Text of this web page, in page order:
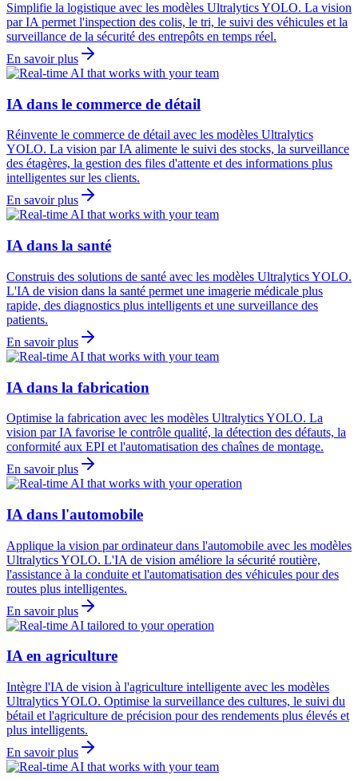
Simplifie la logistique avec les modèles Ultralytics YOLO. La vision
par IA permet l'inspection des colis, le tri, le suivi des véhicules et la
surveillance de la sécurité des entrepôts en temps réel.
En savoir plus
IA dans le commerce de détail
Réinvente le commerce de détail avec les modèles Ultralytics
YOLO. La vision par IA alimente le suivi des stocks, la surveillance
des étagères, la gestion des files d'attente et des informations plus
intelligentes sur les clients.
En savoir plus
IA dans la santé
Construis des solutions de santé avec les modèles Ultralytics YOLO.
L'IA de vision dans la santé permet une imagerie médicale plus
rapide, des diagnostics plus intelligents et une surveillance des
patients.
En savoir plus
IA dans la fabrication
Optimise la fabrication avec les modèles Ultralytics YOLO. La
vision par IA favorise le contrôle qualité, la détection des défauts, la
conformité aux EPI et l'automatisation des chaînes de montage.
En savoir plus
IA dans l'automobile
Applique la vision par ordinateur dans l'automobile avec les modèles
Ultralytics YOLO. L'IA de vision améliore la sécurité routière,
l'assistance à la conduite et l'automatisation des véhicules pour des
routes plus intelligentes.
En savoir plus
IA en agriculture
Intègre l'IA de vision à l'agriculture intelligente avec les modèles
Ultralytics YOLO. Optimise la surveillance des cultures, le suivi du
bétail et l'agriculture de précision pour des rendements plus élevés et
plus intelligents.
En savoir plus